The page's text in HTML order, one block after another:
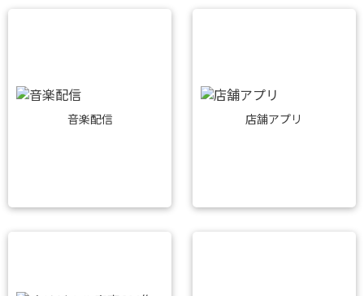
音楽配信 店舗アプリ